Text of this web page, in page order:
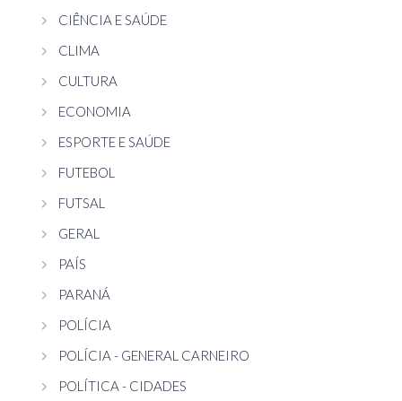
CIÊNCIA E SAÚDE
CLIMA
CULTURA
ECONOMIA
ESPORTE E SAÚDE
FUTEBOL
FUTSAL
GERAL
PAÍS
PARANÁ
POLÍCIA
POLÍCIA - GENERAL CARNEIRO
POLÍTICA - CIDADES